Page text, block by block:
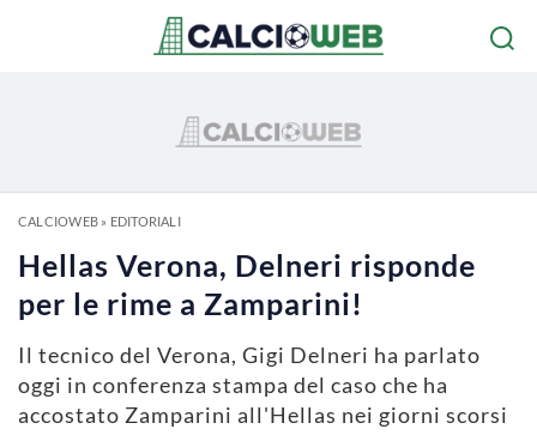
CALCIOWEB» EDITORIALI
Hellas Verona, Delneri risponde
per le rime a Zamparini!
Il tecnico del Verona, Gigi Delneri ha parlato
oggi in conferenza stampa del caso che ha
accostato Zamparini all'Hellas nei giorni scorsi